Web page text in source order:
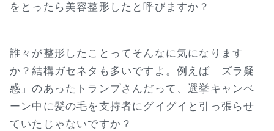
をとったら美容整形したと呼びますか？
誰々が整形したことってそんなに気になります
か？結構ガセネタも多いですよ。例えば「ズラ疑
惑」のあったトランプさんだって、選挙キャンペ
ーン中に髪の毛を支持者にグイグイと引っ張らせ
ていたじゃないですか？